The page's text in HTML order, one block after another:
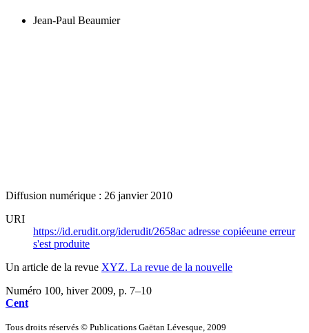
Jean-Paul Beaumier
Diffusion numérique : 26 janvier 2010
URI
https://id.erudit.org/iderudit/2658ac adresse copiéeune erreur
s'est produite
Un article de la revue XYZ. La revue de la nouvelle
Numéro 100, hiver 2009, p. 7–10
Cent
Tous droits réservés © Publications Gaëtan Lévesque, 2009